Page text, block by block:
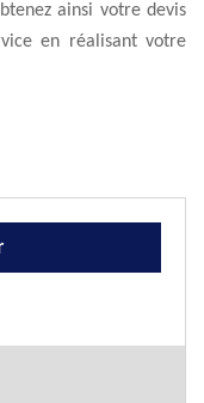
ainsi votre devis
en réalisant votre